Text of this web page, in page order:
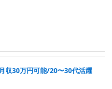
収30万円可能/20〜30代活躍